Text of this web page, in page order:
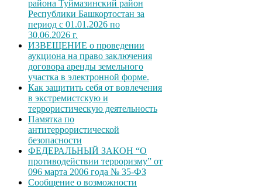
района Туймазинский район
Республики Башкортостан за
период с 01.01.2026 по
30.06.2026 г.
ИЗВЕЩЕНИЕ о проведении
аукциона на право заключения
договора аренды земельного
участка в электронной форме.
Как защитить себя от вовлечения
в экстремистскую и
террористическую деятельность
Памятка по
антитеррористической
безопасности
ФЕДЕРАЛЬНЫЙ ЗАКОН “О
противодействии терроризму” от
096 марта 2006 года № 35-ФЗ
Сообщение о возможности